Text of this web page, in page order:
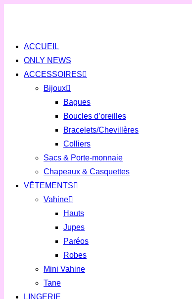
ACCUEIL
ONLY NEWS
ACCESSOIRES
Bijoux
Bagues
Boucles d’oreilles
Bracelets/Chevillères
Colliers
Sacs & Porte-monnaie
Chapeaux & Casquettes
VÊTEMENTS
Vahine
Hauts
Jupes
Paréos
Robes
Mini Vahine
Tane
LINGERIE